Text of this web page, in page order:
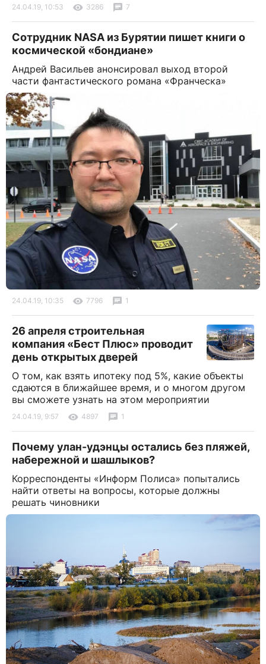
24.04.19, 10:53 3286 7
Сотрудник NASA из Бурятии пишет книги о
космической «бондиане»
Андрей Васильев анонсировал выход второй
части фантастического романа «Франческа»
24.04.19, 10:35 7796 1
26 апреля строительная
компания «Бест Плюс» проводит
день открытых дверей
О том, как взять ипотеку под 5%, какие объекты
сдаются в ближайшее время, и о многом другом
вы сможете узнать на этом мероприятии
24.04.19, 9:57 4897 1
Почему улан-удэнцы остались без пляжей,
набережной и шашлыков?
Корреспонденты «Информ Полиса» попытались
найти ответы на вопросы, которые должны
решать чиновники